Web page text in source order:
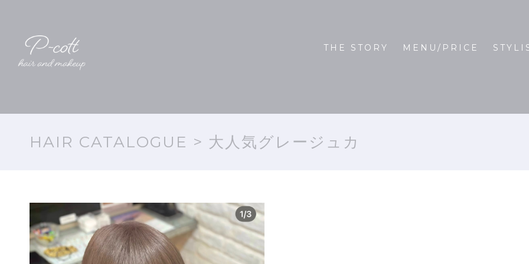
THE STORY MENU/PRICE
HAIR CATALOGUE > 大人気グレージュカ